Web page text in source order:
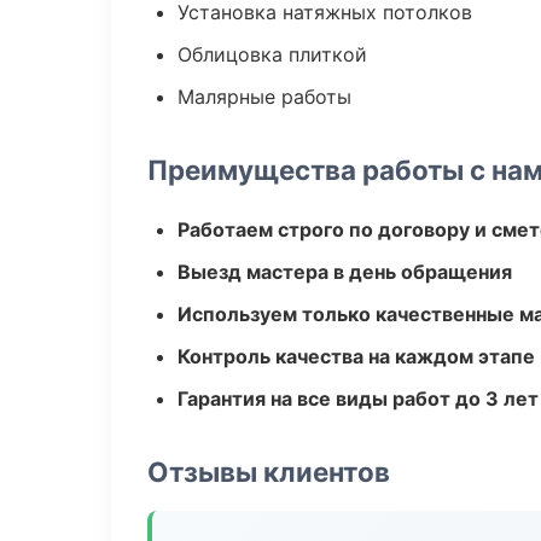
Установка натяжных потолков
Облицовка плиткой
Малярные работы
Преимущества работы с
Работаем строго по договору и
Выезд мастера в день обращения
Используем только качественные
Контроль качества на каждом этапе
Гарантия на все виды работ до 3 лет
Отзывы клиентов